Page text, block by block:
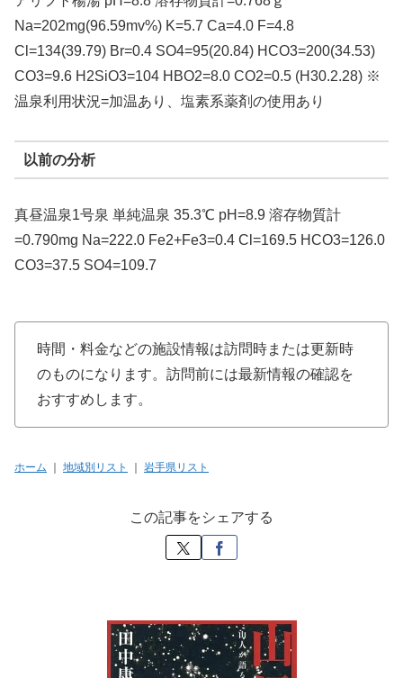
Na=202mg(96.59mv%) K=5.7 Ca=4.0 F=4.8
Cl=134(39.79) Br=0.4 SO4=95(20.84) HCO3=200(34.53)
CO3=9.6 H2SiO3=104 HBO2=8.0 CO2=0.5 (H30.2.28) ※
温泉利用状況=加温あり、塩素系薬剤の使用あり
以前の分析
真昼温泉1号泉 単純温泉 35.3℃ pH=8.9 溶存物質計
=0.790mg Na=222.0 Fe2+Fe3=0.4 Cl=169.5 HCO3=126.0
CO3=37.5 SO4=109.7
時間・料金などの施設情報は訪問時または更新時
のものになります。訪問前には最新情報の確認を
おすすめします。
ホーム 地域別リスト 岩手県リスト
この記事をシェアする